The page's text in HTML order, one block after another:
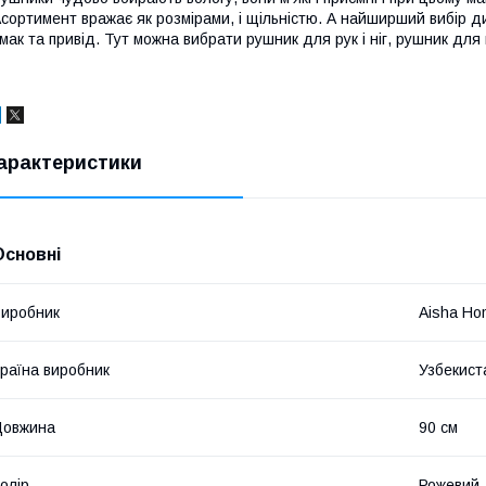
вражає як розмірами, і щільністю. А найширший вибір
та привід. Тут можна вибрати рушник для рук і ніг, рушник
Aisha
виробник
90 см